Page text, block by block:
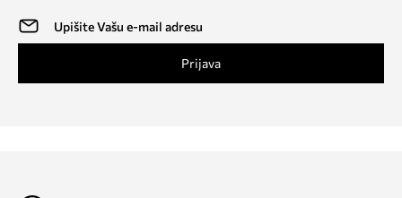
Prijava